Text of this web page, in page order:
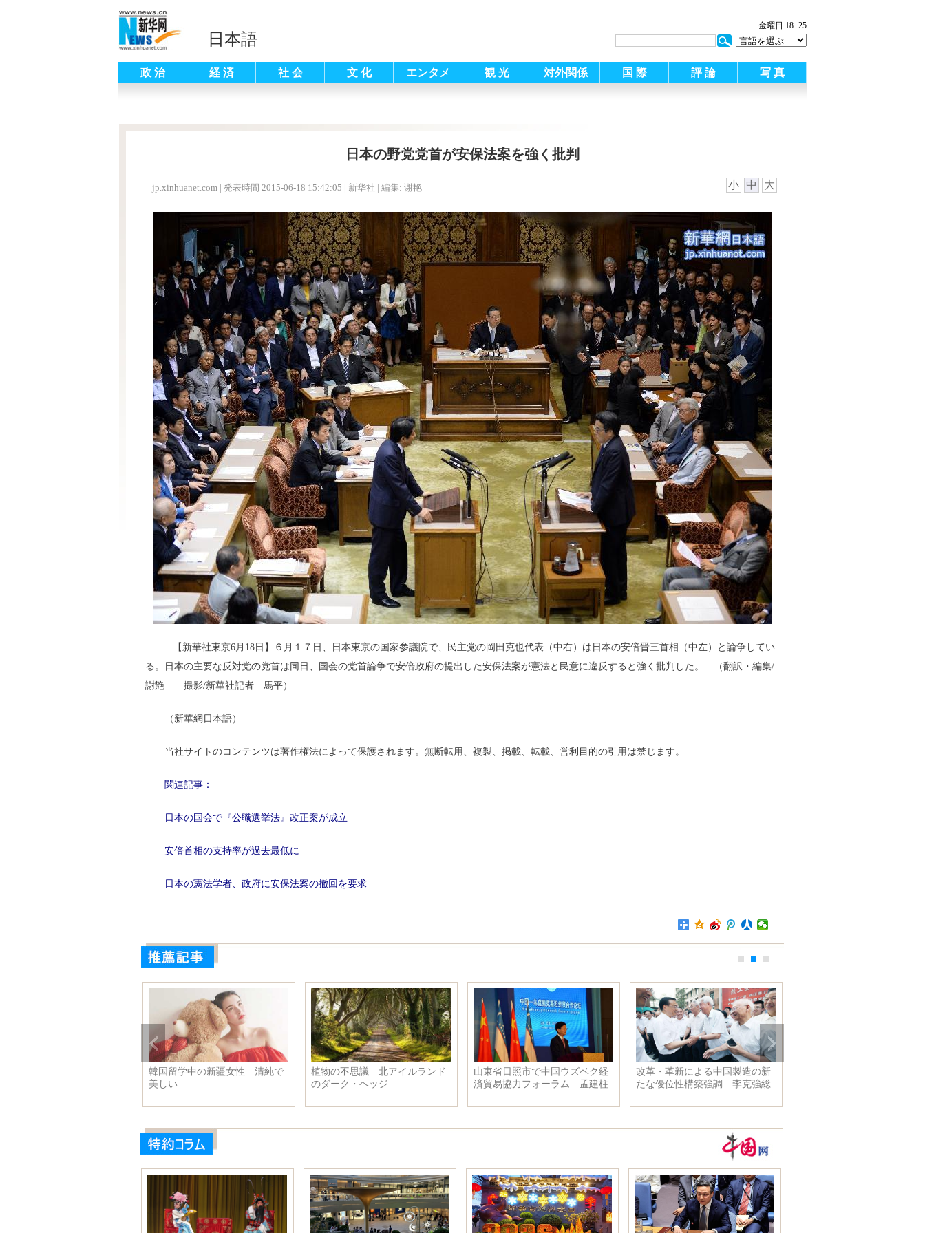
日本語
金曜日 18 25
政 治 経 済 社 会 文 化 エンタメ 観 光 対外関係 国 際 評 論 写 真
日本の野党党首が安保法案を強く批判
jp.xinhuanet.com | 発表時間 2015-06-18 15:42:05 | 新华社 | 編集: 谢艳 小 中 大
【新華社東京6月18日】６月１７日、日本東京の国家参議院で、民主党の岡田克也代表（中右）は日本の安倍晋三首相（中左）と論争してい
る。日本の主要な反対党の党首は同日、国会の党首論争で安倍政府の提出した安保法案が憲法と民意に違反すると強く批判した。 （翻訳・編集/
謝艶 撮影/新華社記者 馬平）
（新華網日本語）
当社サイトのコンテンツは著作権法によって保護されます。無断転用、複製、掲載、転載、営利目的の引用は禁じます。
関連記事：
日本の国会で『公職選挙法』改正案が成立
安倍首相の支持率が過去最低に
日本の憲法学者、政府に安保法案の撤回を要求
韓国留学中の新疆女性 清純で
美しい
植物の不思議 北アイルランド
のダーク・ヘッジ
山東省日照市で中国ウズベク経
済貿易協力フォーラム 孟建柱
改革・革新による中国製造の新
たな優位性構築強調 李克強総